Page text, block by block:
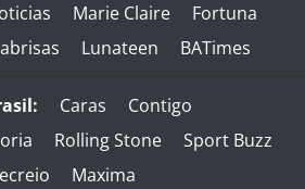
Marie Claire
Fortuna
Lunateen BATimes
Caras
Contigo
Rolling Stone
Sport Buzz
Maxima